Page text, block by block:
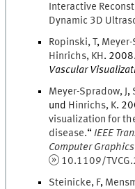
Interactive
Dynamic 3D
Ropinski,T,
Hinrichs, KH . 2008
Vascular
Meyer-Spradow, ,
und Hinrichs, K.
visualization for
disease.“IEEE
Computer Graphics
10.1109/
Steinicke, F,